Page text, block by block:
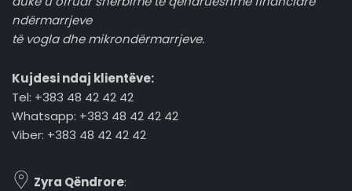
ndërmarrjeve
të vogla dhe mikrondërmarrjeve.
Kujdesi ndaj klientëve:
Tel: +383 48 42 42 42
Whatsapp: +383 48 42 42 42
Viber: +383 48 42 42 42
Zyra Qëndrore: